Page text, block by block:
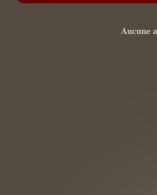
Aucune